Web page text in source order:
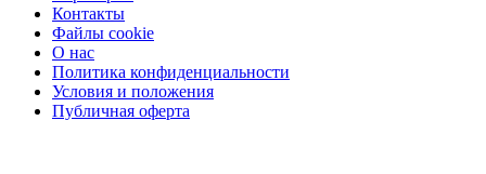
Контакты
Файлы cookie
О нас
Политика конфиденциальности
Условия и положения
Публичная оферта